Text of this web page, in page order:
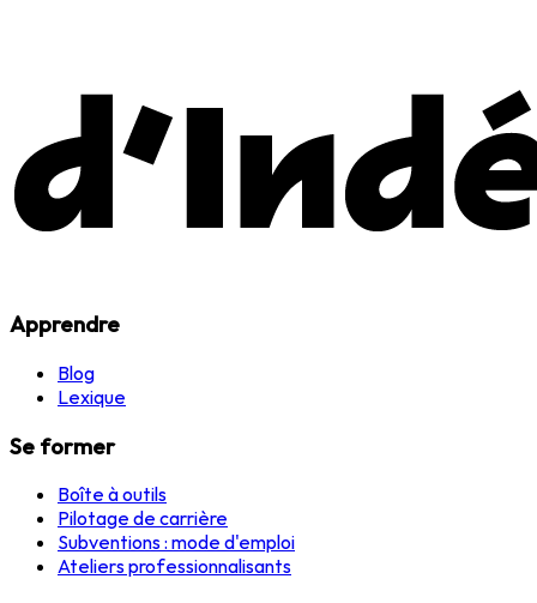
Apprendre
Blog
Lexique
Se former
Boîte à outils
Pilotage de carrière
Subventions : mode d'emploi
Ateliers professionnalisants